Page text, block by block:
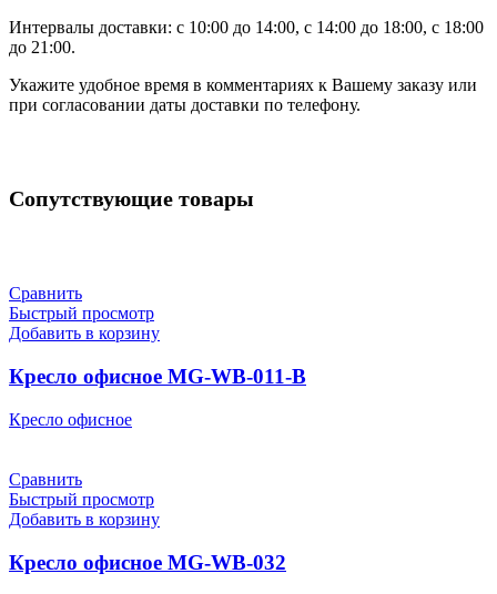
Интервалы доставки: с 10:00 до 14:00, с 14:00 до 18:00, с 18:00
до 21:00.
Укажите удобное время в комментариях к Вашему заказу или
при согласовании даты доставки по телефону.
Сопутствующие товары
Сравнить
Быстрый просмотр
Добавить в корзину
Кресло офисное MG-WB-011-B
Кресло офисное
Сравнить
Быстрый просмотр
Добавить в корзину
Кресло офисное MG-WB-032